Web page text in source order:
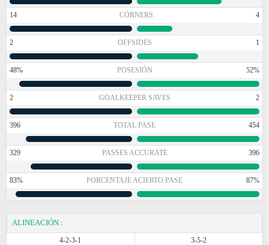
14 CÓRNERS 4
2 OFFSIDES 1
48% POSESIÓN 52%
2 GOALKEEPER SAVES 2
396 TOTAL PASE 454
329 PASSES ACCURATE 396
83% PORCENTAJE ACIERTO PASE 87%
ALINEACIÓN :
4-2-3-1
3-5-2